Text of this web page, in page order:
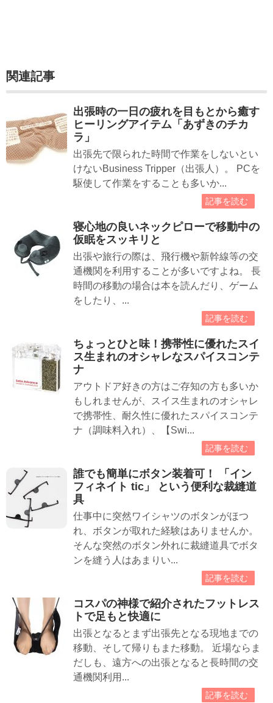
関連記事
出張時の一日の疲れを目もとから癒す
ヒーリングアイテム「あずきのチカ
ラ」
出張先で限られた時間で作業をしないとい
けないBusiness Tripper（出張人）。 PCを
駆使して作業をすることも多いか...
記事を読む
寝心地の良いネックピローで移動中の
仮眠をスッキリと
出張や旅行の際は、飛行機や新幹線等の交
通機関を利用することが多いですよね。 長
時間の移動の場合は本を読んだり、ゲーム
をしたり、...
記事を読む
ちょっとひと味！携帯性に優れたスイ
ス生まれのオシャレなスパイスコンテ
ナ
アウトドア好きの方はご存知の方も多いか
もしれませんが、スイス生まれのオシャレ
で携帯性、耐久性に優れたスパイスコンテ
ナ（調味料入れ）、【Swi...
記事を読む
誰でも簡単にボタン装着可！ 「イン
フィネイト tic」 という便利な裁縫道
具
仕事中に突然ワイシャツのボタンがほつ
れ、ボタンが取れた経験はありませんか。
そんな突然のボタン外れに裁縫道具でボタ
ンを縫う人はあまりい...
記事を読む
コスパの神様で紹介されたフットレス
トで足もと快適に
出張となるとまず出張先となる現地までの
移動、そして帰りもまた移動。 近場ならま
だしも、遠方への出張となると長時間の交
通機関利用...
記事を読む